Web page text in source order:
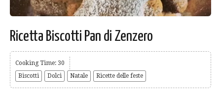
Ricetta Biscotti Pan di Zenzero
Cooking Time: 30
Biscotti
Dolci Natale Ricette delle feste